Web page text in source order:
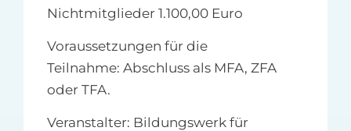
Nichtmitglieder 1.100,00 Euro
Voraussetzungen für die
Teilnahme: Abschluss als MFA, ZFA
oder TFA.
Veranstalter: Bildungswerk für